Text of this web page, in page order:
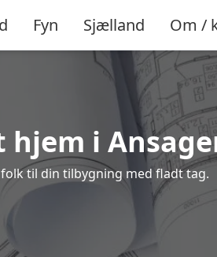
Fyn Sjælland Om /
i
til din tilbygning med fladt tag.